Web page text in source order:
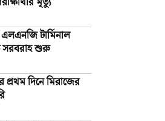
টার্মিনাল
সরবরাহ শুরু
প্রথম দিনে মিরাজের